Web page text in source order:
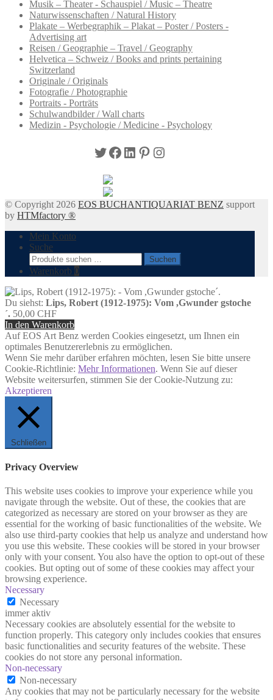
Musik – Theater - Schauspiel / Music – Theatre
Naturwissenschaften / Natural History
Plakate – Werbegraphik – Plakat – Poster / Posters -
Advertising art
Reisen / Geographie – Travel / Geography
Helvetica – Schweiz / Books and prints pertaining
Switzerland
Originale / Originals
Fotografie / Photographie
Portraits - Porträts
Schulwandbilder / Wall charts
Medizin - Psychologie / Medicine - Psychology
Twitter
Facebook
LinkedIn
Pinterest
Instagram
© Copyright 2026 EOS BUCHANTIQUARIAT BENZ support
by HTMfactory ®
Mein Konto
Suche
Suchen
nach:
Suchen
Warenkorb 0
Du siehst: Lips, Robert (1912-1975): Vom ,Gwunder gstoche
´. 50,00 CHF
In den Warenkorb
Auf EOS Art Benz werden Cookies eingesetzt, um Ihnen ein
optimales Benutzererlebnis zu ermöglichen.
Wenn Sie mehr darüber erfahren möchten, lesen Sie bitte unsere
Cookie-Richtlinie: Mehr Informationen. Wenn Sie auf dieser
Website weitersurfen, stimmen Sie der Cookie-Nutzung zu:
Akzeptieren
Schließen
Privacy Overview
This website uses cookies to improve your experience while you
navigate through the website. Out of these, the cookies that are
categorized as necessary are stored on your browser as they are
essential for the working of basic functionalities of the website. We
also use third-party cookies that help us analyze and understand how
you use this website. These cookies will be stored in your browser
only with your consent. You also have the option to opt-out of these
cookies. But opting out of some of these cookies may affect your
browsing experience.
Necessary
Necessary
immer aktiv
Necessary cookies are absolutely essential for the website to
function properly. This category only includes cookies that ensures
basic functionalities and security features of the website. These
cookies do not store any personal information.
Non-necessary
Non-necessary
Any cookies that may not be particularly necessary for the website